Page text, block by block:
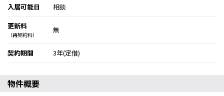
入居可能日
相談
更新料
（再契約料）
無
契約期間 3年(定借)
物件概要